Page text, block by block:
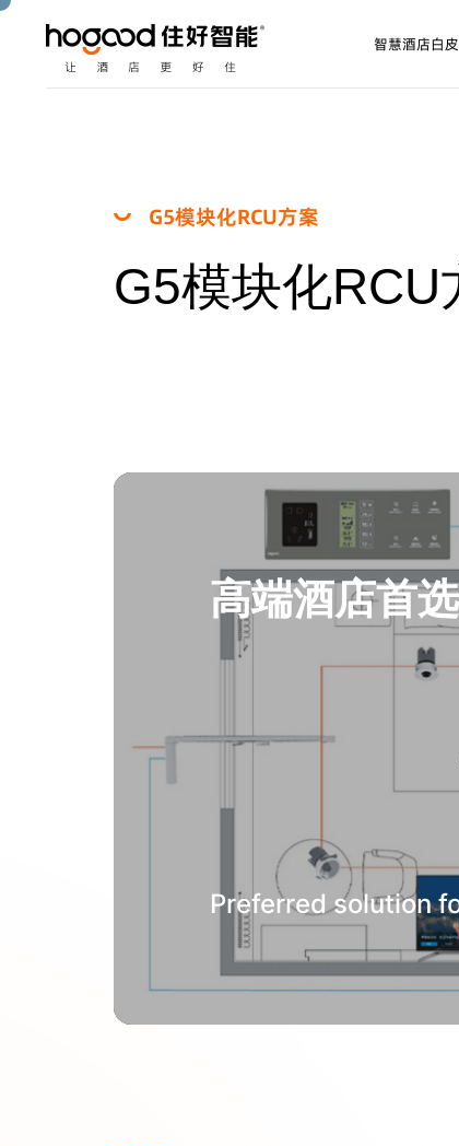
智慧酒店白
G5模块化RCU方案
G5模块化RCU
高端酒店首
Preferred solution
提交留言